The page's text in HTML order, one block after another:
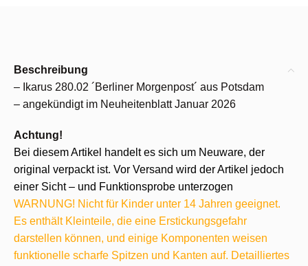
Beschreibung
– Ikarus 280.02 ´Berliner Morgenpost´ aus Potsdam
– angekündigt im Neuheitenblatt Januar 2026
Achtung!
Bei diesem Artikel handelt es sich um Neuware, der
original verpackt ist. Vor Versand wird der Artikel jedoch
einer Sicht – und Funktionsprobe unterzogen
WARNUNG! Nicht für Kinder unter 14 Jahren geeignet.
Es enthält Kleinteile, die eine Erstickungsgefahr
darstellen können, und einige Komponenten weisen
funktionelle scharfe Spitzen und Kanten auf. Detailliertes